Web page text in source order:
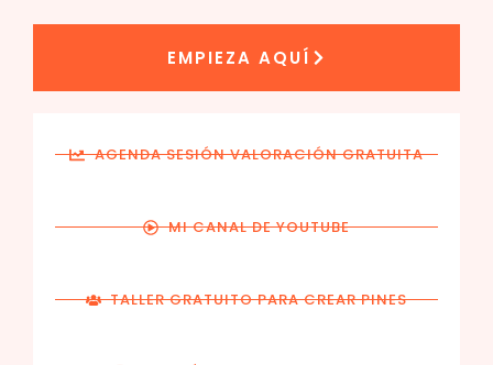
EMPIEZA AQUÍ
AGENDA SESIÓN VALORACIÓN GRATUITA
MI CANAL DE YOUTUBE
TALLER GRATUITO PARA CREAR PINES